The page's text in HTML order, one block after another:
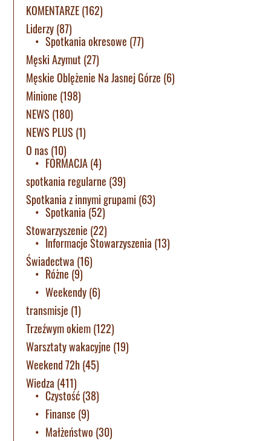
KOMENTARZE(162)
Liderzy(87)
Spotkania okresowe (77)
Męski Azymut (27)
Męskie Oblężenie Na Jasnej Górze (6)
Minione (198)
NEWS (180)
NEWS PLUS (1)
O nas(10)
FORMACJA(4)
spotkania regularne (39)
Spotkania z innymi grupami (63)
Spotkania (52)
Stowarzyszenie (22)
Informacje Stowarzyszenia (13)
Świadectwa (16)
Różne (9)
Weekendy(6)
transmisje (1)
Trzeźwym okiem(122)
Warsztaty wakacyjne (19)
Weekend 72h(45)
Wiedza (411)
Czystość(38)
Finanse (9)
Małżeństwo (30)